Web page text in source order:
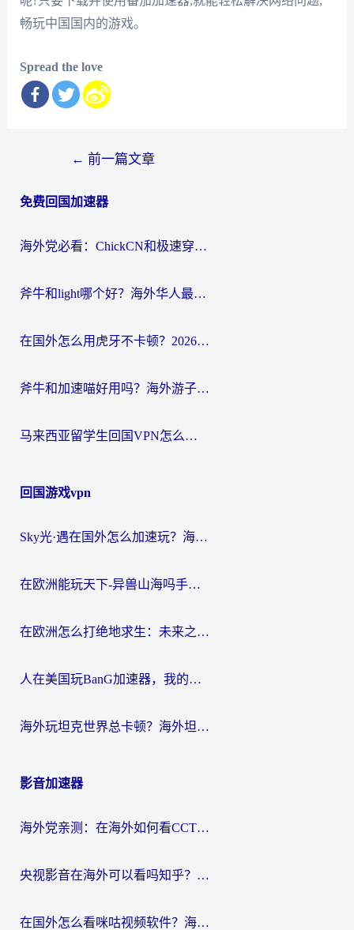
畅玩中国国内的游戏。
Spread the love
导
← 前一篇文章
免费回国加速器
海外党必看：ChickCN和极速穿梭VPN好用吗？3招教你选对回国加速器无缝刷国内资源
斧牛和light哪个好？海外华人最关心的回国加速器选择难题，一篇讲透
在国外怎么用虎牙不卡顿？2026海外华人亲测有效的回国加速器选择指南
斧牛和加速喵好用吗？海外游子的真实选择困境
马来西亚留学生回国VPN怎么选？3个避坑点+1款实测好用的加速器推荐
回国游戏vpn
Sky光·遇在国外怎么加速玩？海外党亲测有效的国服游戏加速指南
在欧洲能玩天下-异兽山海吗手游？海外玩家的加速器生存指南
在欧洲怎么打绝地求生：未来之役不卡？留学生亲测的加速器避坑指南
人在美国玩BanG加速器，我的延迟终于绿了
海外玩坦克世界总卡顿？海外坦克世界加速器有哪些？实测好用的选择在这里
影音加速器
海外党亲测：在海外如何看CCTV？告别“仅限大陆播放”的实用指南
央视影音在海外可以看吗知乎？留学生亲测：3步解决地域限制+追剧自由
在国外怎么看咪咕视频软件？海外党亲测有效的回国加速方案